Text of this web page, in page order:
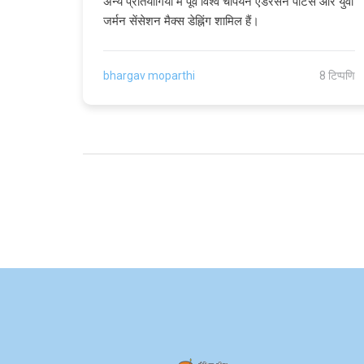
जर्मन सेंसेशन मैक्स डेह्निंग शामिल हैं।
bhargav moparthi 8 टिप्पणि